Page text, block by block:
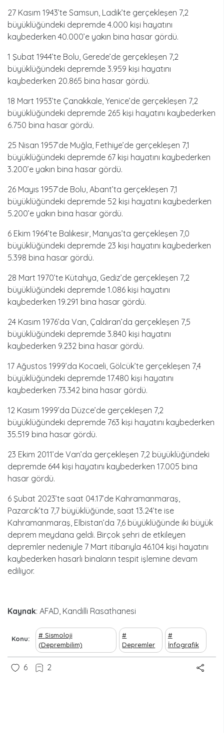
27 Kasım 1943’te Samsun, Ladik’te gerçekleşen 7,2
büyüklüğündeki depremde 4.000 kişi hayatını
kaybederken 40.000’e yakın bina hasar gördü.
1 Şubat 1944’te Bolu, Gerede’de gerçekleşen 7,2
büyüklüğündeki depremde 3.959 kişi hayatını
kaybederken 20.865 bina hasar gördü.
18 Mart 1953’te Çanakkale, Yenice’de gerçekleşen 7,2
büyüklüğündeki depremde 265 kişi hayatını kaybederken
6.750 bina hasar gördü.
25 Nisan 1957’de Muğla, Fethiye’de gerçekleşen 7,1
büyüklüğündeki depremde 67 kişi hayatını kaybederken
3.200’e yakın bina hasar gördü.
26 Mayıs 1957’de Bolu, Abant’ta gerçekleşen 7,1
büyüklüğündeki depremde 52 kişi hayatını kaybederken
5.200’e yakın bina hasar gördü.
6 Ekim 1964’te Balıkesir, Manyas’ta gerçekleşen 7,0
büyüklüğündeki depremde 23 kişi hayatını kaybederken
5.398 bina hasar gördü.
28 Mart 1970’te Kütahya, Gediz’de gerçekleşen 7,2
büyüklüğündeki depremde 1.086 kişi hayatını
kaybederken 19.291 bina hasar gördü.
24 Kasım 1976’da Van, Çaldıran’da gerçekleşen 7,5
büyüklüğündeki depremde 3.840 kişi hayatını
kaybederken 9.232 bina hasar gördü.
17 Ağustos 1999’da Kocaeli, Gölcük’te gerçekleşen 7,4
büyüklüğündeki depremde 17.480 kişi hayatını
kaybederken 73.342 bina hasar gördü.
12 Kasım 1999’da Düzce’de gerçekleşen 7,2
büyüklüğündeki depremde 763 kişi hayatını kaybederken
35.519 bina hasar gördü.
23 Ekim 2011’de Van’da gerçekleşen 7,2 büyüklüğündeki
depremde 644 kişi hayatını kaybederken 17.005 bina
hasar gördü.
6 Şubat 2023’te saat 04.17’de Kahramanmaraş,
Pazarcık’ta 7,7 büyüklüğünde, saat 13.24’te ise
Kahramanmaraş, Elbistan’da 7,6 büyüklüğünde iki büyük
deprem meydana geldi. Birçok şehri de etkileyen
depremler nedeniyle 7 Mart itibarıyla 46.104 kişi hayatını
kaybederken hasarlı binaların tespit işlemine devam
ediliyor.
Kaynak: AFAD, Kandilli Rasathanesi
Konu
Sismoloji
(Deprembilim)
Depremler İnfografik
6 2